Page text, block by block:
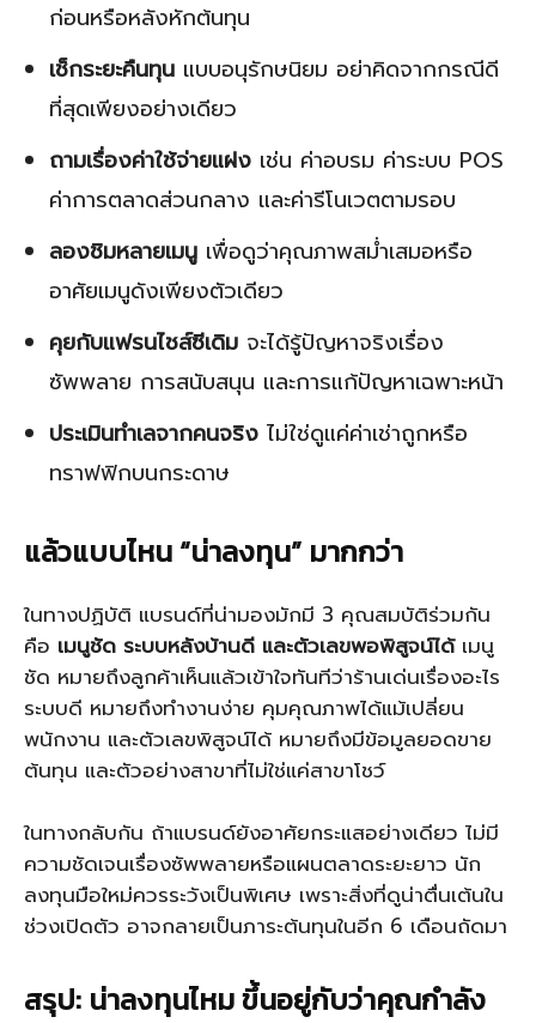
ก่อนหรือหลังหักต้นทุน
เช็กระยะคืนทุน แบบอนุรักษนิยม อย่าคิดจากกรณีดี
ที่สุดเพียงอย่างเดียว
ถามเรื่องค่าใช้จ่ายแฝง เช่น ค่าอบรม ค่าระบบ POS
ค่าการตลาดส่วนกลาง และค่ารีโนเวตตามรอบ
ลองชิมหลายเมนู เพื่อดูว่าคุณภาพสม่ำเสมอหรือ
อาศัยเมนูดังเพียงตัวเดียว
คุยกับแฟรนไชส์ซีเดิม จะได้รู้ปัญหาจริงเรื่อง
ซัพพลาย การสนับสนุน และการแก้ปัญหาเฉพาะหน้า
ประเมินทำเลจากคนจริง ไม่ใช่ดูแค่ค่าเช่าถูกหรือ
ทราฟฟิกบนกระดาษ
แล้วแบบไหน “น่าลงทุน” มากกว่า
ในทางปฏิบัติ แบรนด์ที่น่ามองมักมี 3 คุณสมบัติร่วมกัน
คือ เมนูชัด ระบบหลังบ้านดี และตัวเลขพอพิสูจน์ได้เมนู
ชัด หมายถึงลูกค้าเห็นแล้วเข้าใจทันทีว่าร้านเด่นเรื่องอะไร
ระบบดี หมายถึงทำงานง่าย คุมคุณภาพได้แม้เปลี่ยน
พนักงาน และตัวเลขพิสูจน์ได้ หมายถึงมีข้อมูลยอดขาย
ต้นทุน และตัวอย่างสาขาที่ไม่ใช่แค่สาขาโชว์
ในทางกลับกัน ถ้าแบรนด์ยังอาศัยกระแสอย่างเดียว ไม่มี
ความชัดเจนเรื่องซัพพลายหรือแผนตลาดระยะยาว นัก
ลงทุนมือใหม่ควรระวังเป็นพิเศษ เพราะสิ่งที่ดูน่าตื่นเต้นใน
ช่วงเปิดตัว อาจกลายเป็นภาระต้นทุนในอีก 6 เดือนถัดมา
สรุป: น่าลงทุนไหม ขึ้นอยู่กับว่าคุณกำลัง